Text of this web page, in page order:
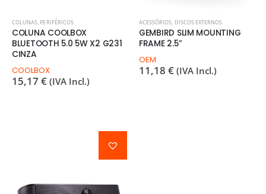
COLUNAS, PERIFÉRICOS
COLUNA COOLBOX
BLUETOOTH 5.0 5W X2 G231
CINZA
COOLBOX
15,17 € (IVA Incl.)
ACESSÓRIOS, DISCOS EXTERNOS
GEMBIRD SLIM MOUNTING
FRAME 2.5”
OEM
11,18 € (IVA Incl.)